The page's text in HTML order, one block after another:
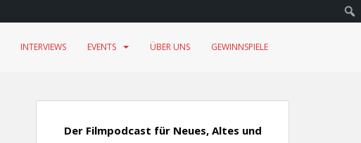
INTERVIEWS EVENTS ÜBER UNS GEWINNSPIELE
Der Filmpodcast für Neues, Altes und